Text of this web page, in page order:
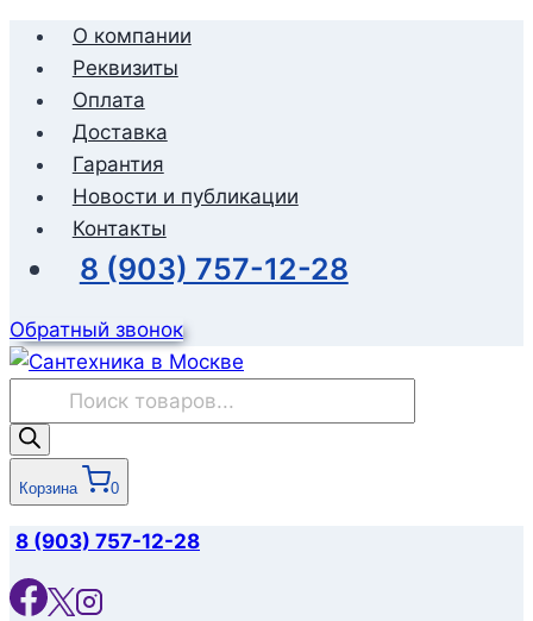
Перейти
содержимому
О компании
Реквизиты
Оплата
Доставка
Гарантия
Новости и публикации
Контакты
8 (903) 757-12-28
Обратный звонок
товаров
Корзина 0
8 (903) 757-12-28